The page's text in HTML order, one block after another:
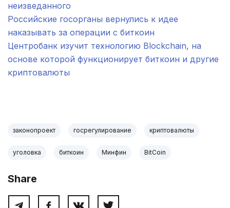
неизведанного
Российские госорганы вернулись к идее
наказывать за операции с биткоин
Центробанк изучит технологию Blockchain, на
основе которой функционирует биткоин и другие
криптовалюты
законопроект госрегулирование криптовалюты
уголовка биткоин Минфин BitCoin
Share